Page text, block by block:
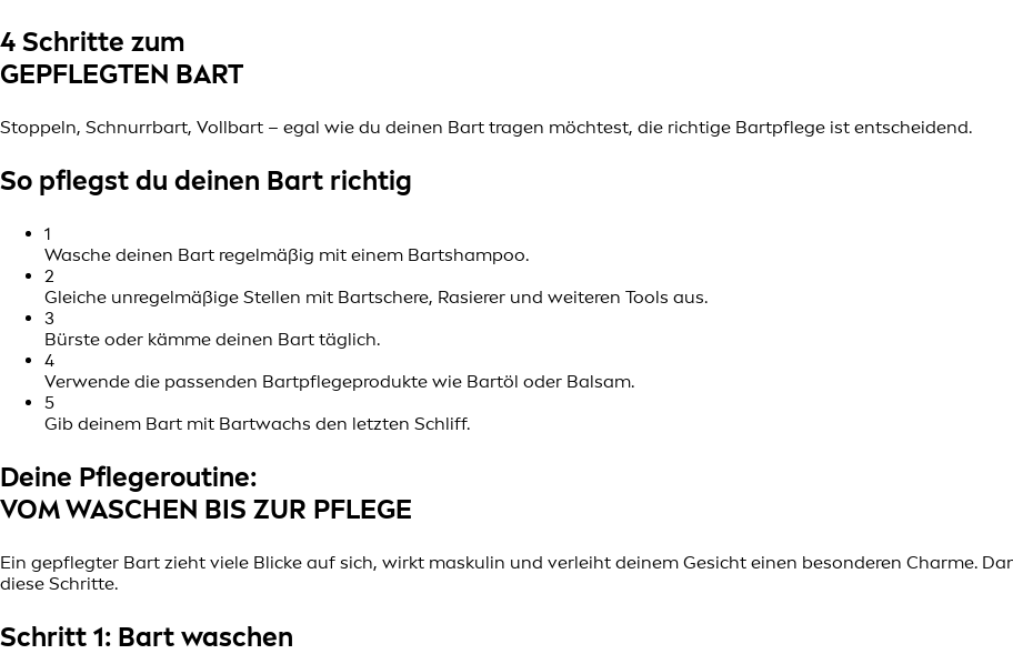
4 Schritte zum
GEPFLEGTEN BART
Stoppeln, Schnurrbart, Vollbart – egal wie du deinen Bart tragen möchtest, die richtige Bartpflege ist entscheidend.
So pflegst du deinen Bart richtig
1
Wasche deinen Bart regelmäßig mit einem Bartshampoo.
2
Gleiche unregelmäßige Stellen mit Bartschere, Rasierer und weiteren Tools aus.
3
Bürste oder kämme deinen Bart täglich.
4
Verwende die passenden Bartpflegeprodukte wie Bartöl oder Balsam.
5
Gib deinem Bart mit Bartwachs den letzten Schliff.
Deine Pflegeroutine:
VOM WASCHEN BIS ZUR PFLEGE
Ein gepflegter Bart zieht viele Blicke auf sich, wirkt maskulin und verleiht deinem Gesicht einen besonderen Charme.
diese Schritte.
Schritt 1: Bart waschen